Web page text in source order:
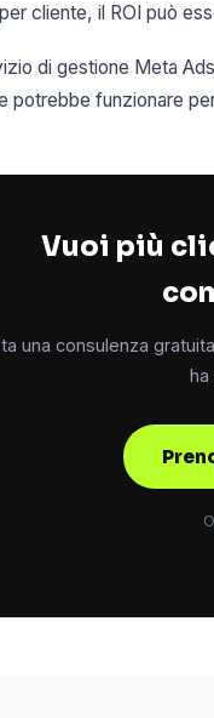
cliente, il ROI può
di gestione Meta
potrebbe funzionare
Vuoi più
una consulenza